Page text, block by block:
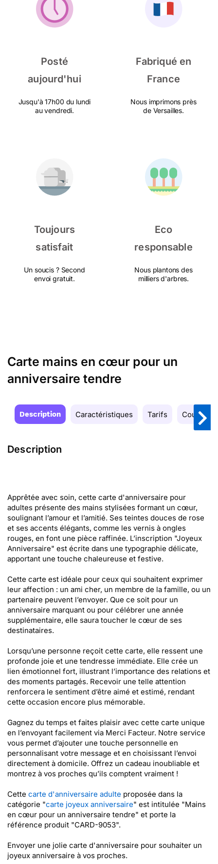
Posté
aujourd'hui
Jusqu'à 17h00 du lundi
au vendredi.
Fabriqué en
France
Nous imprimons près
de Versailles.
Toujours
satisfait
Un soucis ? Second
envoi gratuit.
Eco
responsable
Nous plantons des
milliers d'arbres.
Carte mains en cœur pour un
anniversaire tendre
Description Caractéristiques Tarifs Couleurs
Description
Apprêtée avec soin, cette carte d'anniversaire pour
adultes présente des mains stylisées formant un cœur,
soulignant l’amour et l’amitié. Ses teintes douces de rose
et ses accents élégants, comme les vernis à ongles
rouges, en font une pièce raffinée. L’inscription "Joyeux
Anniversaire" est écrite dans une typographie délicate,
apportant une touche chaleureuse et festive.
Cette carte est idéale pour ceux qui souhaitent exprimer
leur affection : un ami cher, un membre de la famille, ou un
partenaire peuvent l’envoyer. Que ce soit pour un
anniversaire marquant ou pour célébrer une année
supplémentaire, elle saura toucher le cœur de ses
destinataires.
Lorsqu’une personne reçoit cette carte, elle ressent une
profonde joie et une tendresse immédiate. Elle crée un
lien émotionnel fort, illustrant l’importance des relations et
des moments partagés. Recevoir une telle attention
renforcera le sentiment d’être aimé et estimé, rendant
cette occasion encore plus mémorable.
Gagnez du temps et faites plaisir avec cette carte unique
en l’envoyant facilement via Merci Facteur. Notre service
vous permet d’ajouter une touche personnelle en
personnalisant votre message et en choisissant l’envoi
directement à domicile. Offrez un cadeau inoubliable et
montrez à vos proches qu’ils comptent vraiment !
Cette carte d'anniversaire adulte proposée dans la
catégorie "carte joyeux anniversaire" est intitulée "Mains
en cœur pour un anniversaire tendre" et porte la
référence produit "CARD-9053".
Envoyer une jolie carte d'anniversaire pour souhaiter un
joyeux anniversaire à vos proches.